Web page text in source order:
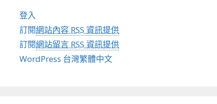
登入
訂閱網站內容 RSS 資訊提供
訂閱網站留言 RSS 資訊提供
WordPress 台灣繁體中文